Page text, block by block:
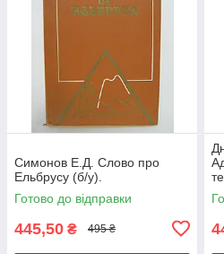
Симонов Е.Д. Слово про
Ельбрусу (б/у).
Готово до відправки
445,50 ₴ 495 ₴